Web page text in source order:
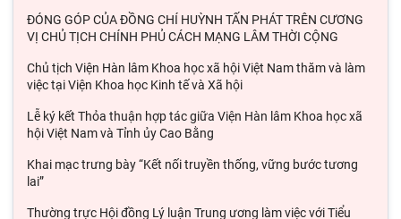
ĐÓNG GÓP CỦA ĐỒNG CHÍ HUỲNH TẤN PHÁT TRÊN CƯƠNG
VỊ CHỦ TỊCH CHÍNH PHỦ CÁCH MẠNG LÂM THỜI CỘNG
Chủ tịch Viện Hàn lâm Khoa học xã hội Việt Nam thăm và làm
việc tại Viện Khoa học Kinh tế và Xã hội
Lễ ký kết Thỏa thuận hợp tác giữa Viện Hàn lâm Khoa học xã
hội Việt Nam và Tỉnh ủy Cao Bằng
Khai mạc trưng bày “Kết nối truyền thống, vững bước tương
lai”
Thường trực Hội đồng Lý luận Trung ương làm việc với Tiểu